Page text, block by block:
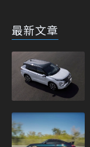
最新文章